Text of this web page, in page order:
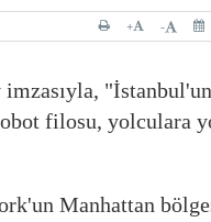
-
+
filosu, yolculara
Manhattan